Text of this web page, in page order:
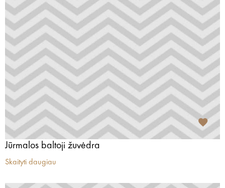
Jūrmalos baltoji žuvėdra
Skaityti daugiau